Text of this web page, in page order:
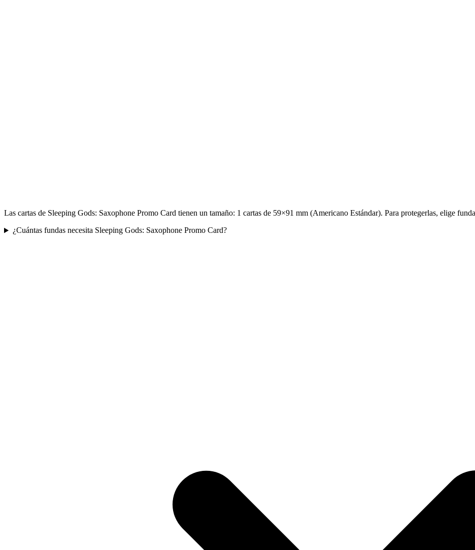
Las cartas de Sleeping Gods: Saxophone Promo Card tienen un tamaño: 1 cartas de 59×91 mm (Americano Estándar). Para protegerlas, elige
¿Cuántas fundas necesita Sleeping Gods: Saxophone Promo Card?